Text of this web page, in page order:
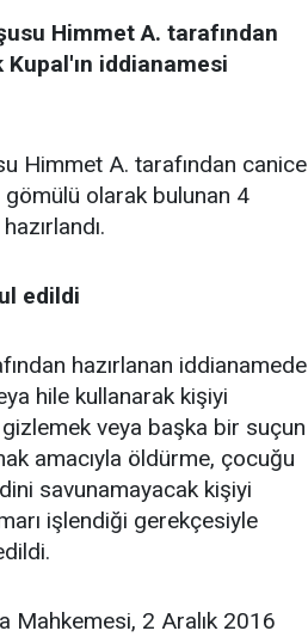
Himmet A. tarafından
iddianamesi
Himmet A. tarafından canice
gömülü olarak bulunan 4
edildi
hazırlanan iddianamede
hile kullanarak kişiyi
veya başka bir suçun
amacıyla öldürme, çocuğu
savunamayacak kişiyi
işlendiği gerekçesiyle
Mahkemesi, 2 Aralık 2016